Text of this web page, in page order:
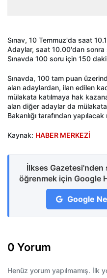
Sınav, 10 Temmuz'da saat
Adaylar, saat 10.00'dan sonra
Sınavda 100 soru için 150
Sınavda, 100 tam puan
alan adaylardan, ilan edilen
mülakata katılmaya hak
alan diğer adaylar da
Bakanlığı tarafından
Kaynak: HABER MERKEZİ
İlkses Gazetesi'nden
öğrenmek için Google
Google
0 Yorum
Henüz yorum yapılmamış. İlk